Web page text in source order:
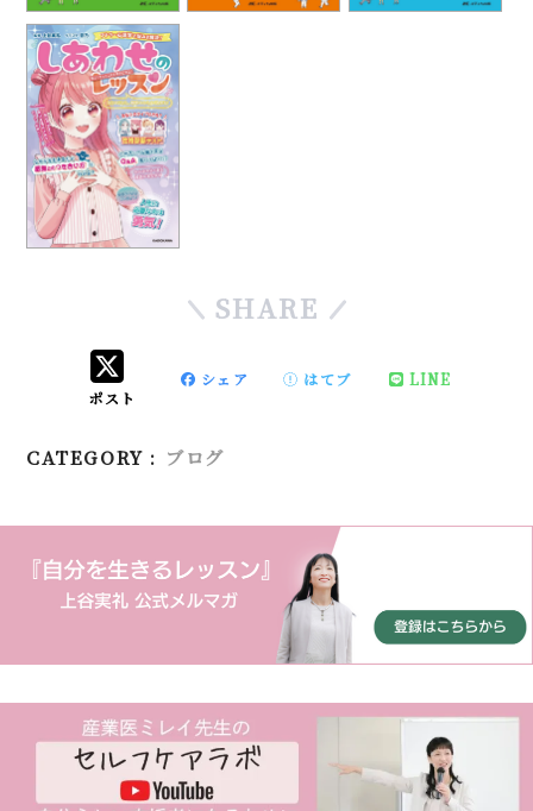
SHARE
ポスト
シェア はてブ LINE
CATEGORY : ブログ